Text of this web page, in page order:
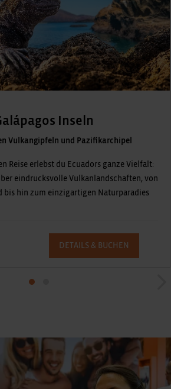
mit Galápagos Inseln
Südamerikas
von bunter Inka-Kultur und grandiosen
Heilige Tal und den Titicacasee in Peru,
in Ecuador sowie die legendären
DETAILS & BUCHEN